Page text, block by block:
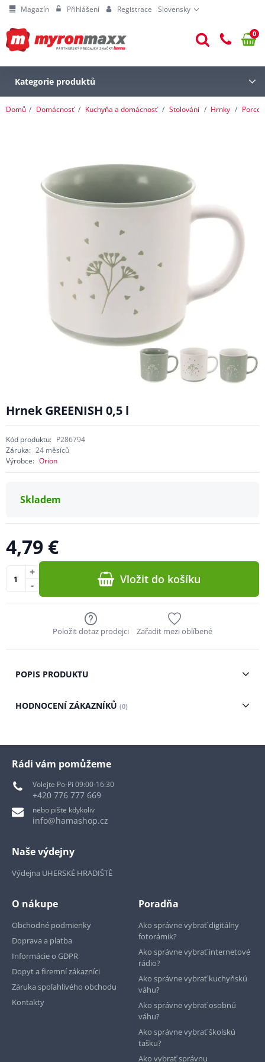
Magazín Přihlášení Registrace Slovensky
0
Kategorie produktů
Domů Domácnosť Kuchyňa a domácnosť Stolování Hrnky
Hrnek GREENISH 0,5 l
Kód produktu: P286794
Záruka: 24 měsíců
Výrobce: Orion
Skladem
4,79 €
-
+ Vložit do košíku
Položit dotaz prodejci Zařadit mezi oblíbené
POPIS PRODUKTU
HODNOCENÍ ZÁKAZNÍKŮ (0)
Rádi vám pomůžeme
Volejte Po-Pi 09:00-16:30
+420 776 777 669
nebo pište kdykoliv
info@hamashop.cz
Naše výdejny
Výdejna UHERSKÉ HRADIŠTĚ
O nákupe
Obchodné podmienky
Doprava a platba
Informácie o GDPR
Dopyt a firemní zákazníci
Záruka spoľahlivého obchodu
Kontakty
Poradňa
Ako správne vybrať digitálny
fotorámik?
Ako správne vybrať internetové
rádio?
Ako správne vybrať kuchyňskú
váhu?
Ako správne vybrať osobnú
váhu?
Ako správne vybrať školskú
tašku?
Ako vybrať správnu